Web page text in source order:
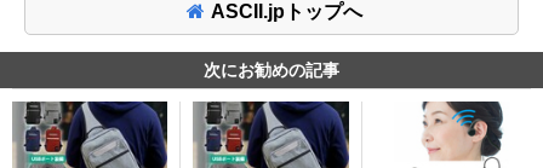
ASCII.jpトップへ
次にお勧めの記事